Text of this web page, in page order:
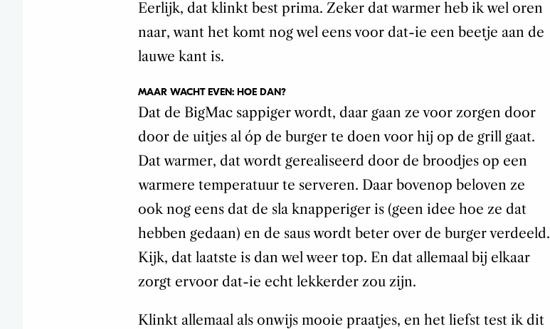
Eerlijk, dat klinkt best prima. Zeker dat warmer heb ik wel oren
naar, want het komt nog wel eens voor dat-ie een beetje aan de
lauwe kant is.
MAAR WACHT EVEN: HOE DAN?
Dat de BigMac sappiger wordt, daar gaan ze voor zorgen door
door de uitjes al óp de burger te doen voor hij op de grill gaat.
Dat warmer, dat wordt gerealiseerd door de broodjes op een
warmere temperatuur te serveren. Daar bovenop beloven ze
ook nog eens dat de sla knapperiger is (geen idee hoe ze dat
hebben gedaan) en de saus wordt beter over de burger verdeeld.
Kijk, dat laatste is dan wel weer top. En dat allemaal bij elkaar
zorgt ervoor dat-ie echt lekkerder zou zijn.
Klinkt allemaal als onwijs mooie praatjes, en het liefst test ik dit